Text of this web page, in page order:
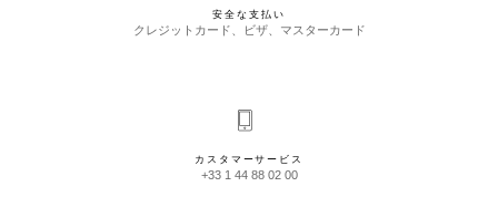
安全な支払い
クレジットカード、ビザ、マスターカード
カスタマーサービス
+33 1 44 88 02 00